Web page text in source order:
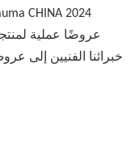
عروضًا عملية
خبرائنا الفنيين إلى